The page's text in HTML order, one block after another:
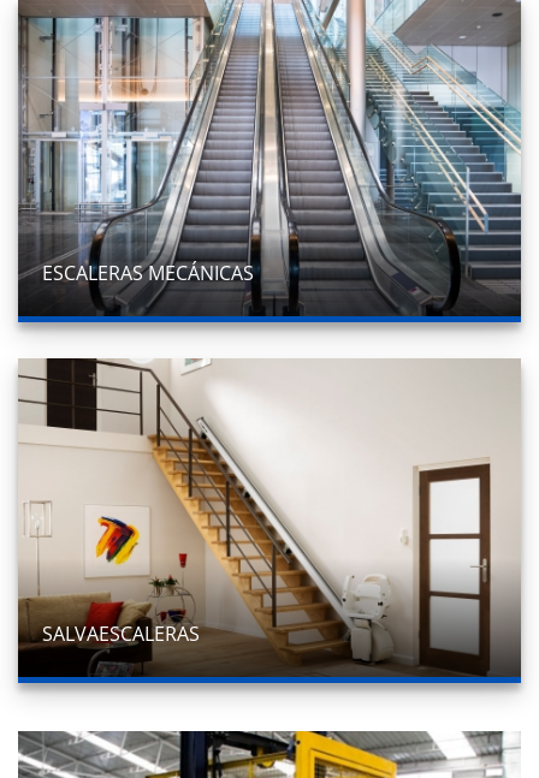
ESCALERAS MECÁNICAS
SALVAESCALERAS